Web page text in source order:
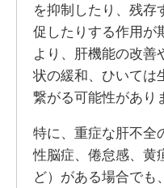
を抑制したり、残存
促したりする作用が
より、肝機能の改善
状の緩和、ひいては
繋がる可能性があり
特に、重症な肝不全
性脳症、倦怠感、黄
ど）がある場合でも